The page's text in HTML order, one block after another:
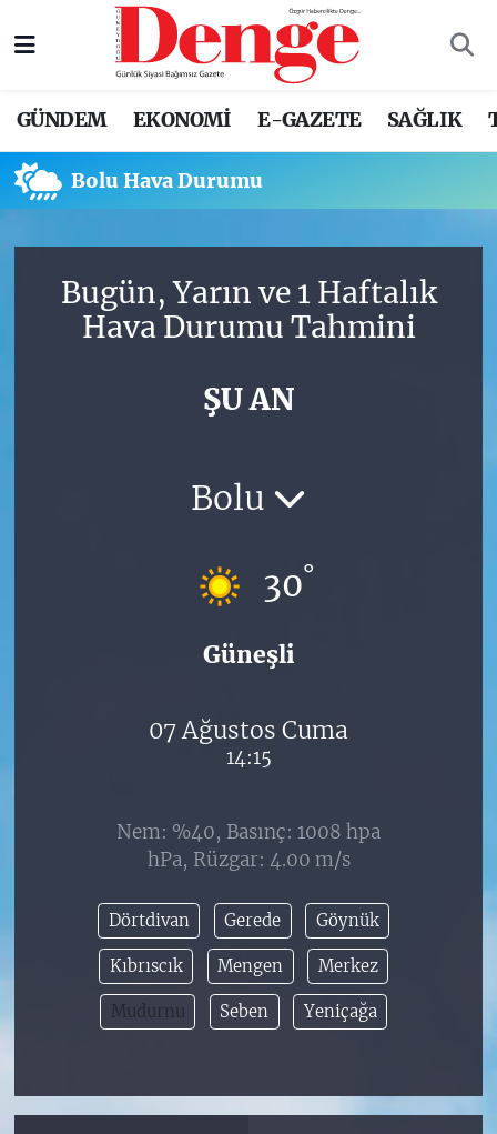
GÜNDEM EKONOMİ E-GAZETE SAĞLIK
Bolu Hava Durumu
Bugün, Yarın ve 1 Haftalık
Hava Durumu Tahmini
ŞU AN
Bolu
30°
Güneşli
07 Ağustos Cuma
14:15
Nem: %40, Basınç: 1008 hpa
hPa, Rüzgar: 4.00 m/s
Dörtdivan Gerede Göynük
Kıbrıscık Mengen Merkez
Mudurnu Seben Yeniçağa
Nöbetçi Eczaneler
Trafik Durumu
Süper Lig Puan Durumu ve Fikstür
Tüm Manşetler